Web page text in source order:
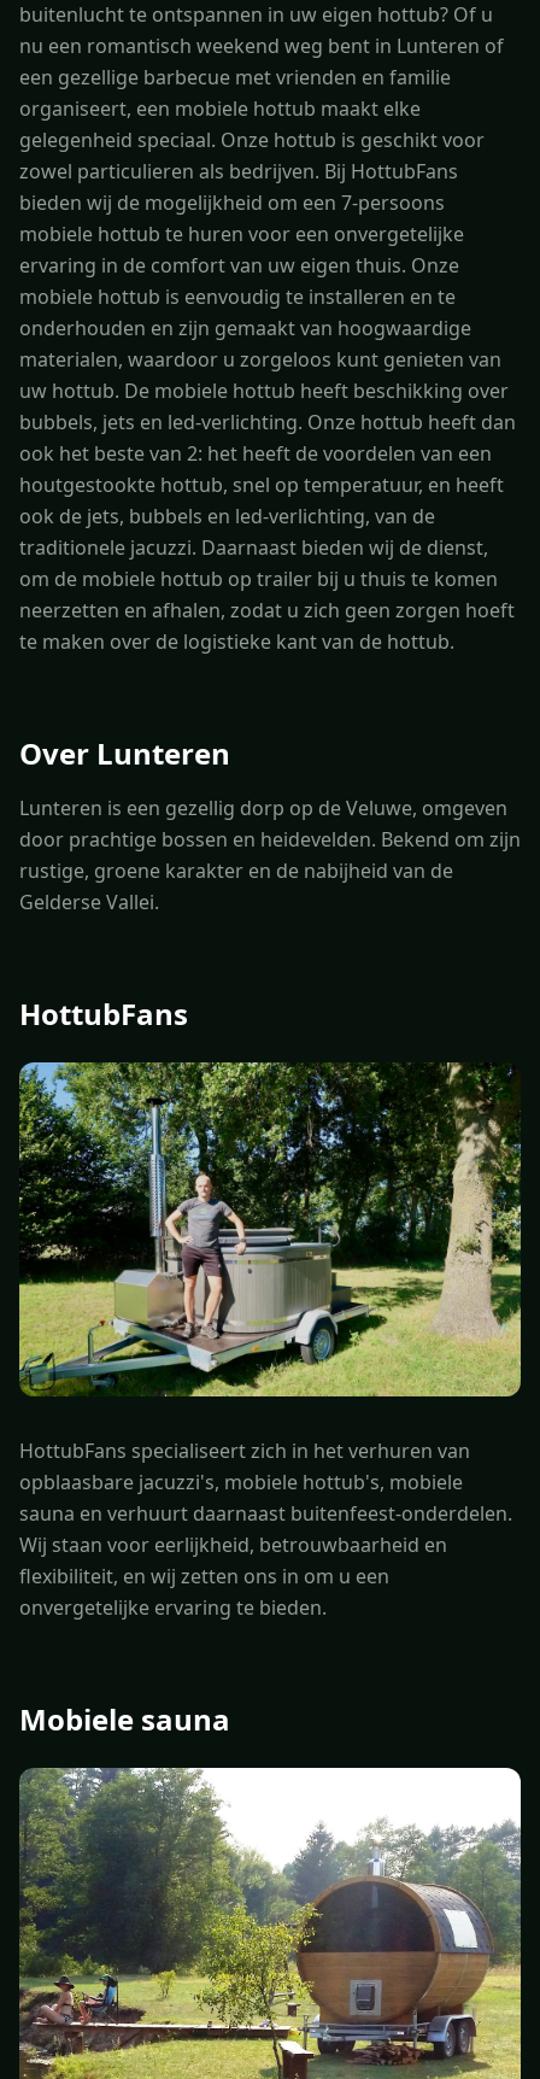
buitenlucht te ontspannen in uw eigen hottub? Of u
nu een romantisch weekend weg bent in Lunteren of
een gezellige barbecue met vrienden en familie
organiseert, een mobiele hottub maakt elke
gelegenheid speciaal. Onze hottub is geschikt voor
zowel particulieren als bedrijven. Bij HottubFans
bieden wij de mogelijkheid om een 7-persoons
mobiele hottub te huren voor een onvergetelijke
ervaring in de comfort van uw eigen thuis. Onze
mobiele hottub is eenvoudig te installeren en te
onderhouden en zijn gemaakt van hoogwaardige
materialen, waardoor u zorgeloos kunt genieten van
uw hottub. De mobiele hottub heeft beschikking over
bubbels, jets en led-verlichting. Onze hottub heeft dan
ook het beste van 2: het heeft de voordelen van een
houtgestookte hottub, snel op temperatuur, en heeft
ook de jets, bubbels en led-verlichting, van de
traditionele jacuzzi. Daarnaast bieden wij de dienst,
om de mobiele hottub op trailer bij u thuis te komen
neerzetten en afhalen, zodat u zich geen zorgen hoeft
te maken over de logistieke kant van de hottub.
Over Lunteren
Lunteren is een gezellig dorp op de Veluwe, omgeven
door prachtige bossen en heidevelden. Bekend om zijn
rustige, groene karakter en de nabijheid van de
Gelderse Vallei.
HottubFans
HottubFans specialiseert zich in het verhuren van
opblaasbare jacuzzi's, mobiele hottub's, mobiele
sauna en verhuurt daarnaast buitenfeest-onderdelen.
Wij staan voor eerlijkheid, betrouwbaarheid en
flexibiliteit, en wij zetten ons in om u een
onvergetelijke ervaring te bieden.
Mobiele sauna